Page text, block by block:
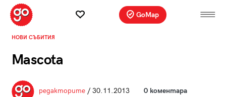
GoMap
НОВИ СЪБИТИЯ
Mascota
редакторите/ 30.11.2013 0 коментара